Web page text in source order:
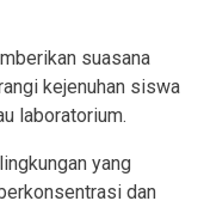
suasana
kejenuhan siswa
laboratorium.
yang
dan